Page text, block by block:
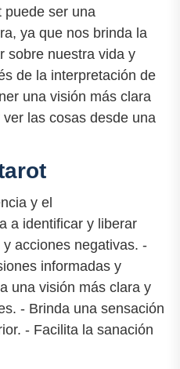
puede ser una
ya que nos brinda la
sobre nuestra vida y
de la interpretación de
una visión más clara
las cosas desde una
y el
a identificar y liberar
acciones negativas. -
informadas y
una visión más clara y
- Brinda una sensación
- Facilita la sanación